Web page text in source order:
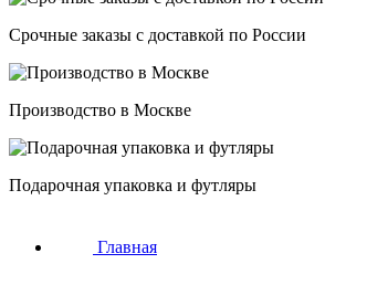
Срочные заказы с доставкой по России
Производство в Москве
Подарочная упаковка и футляры
Главная